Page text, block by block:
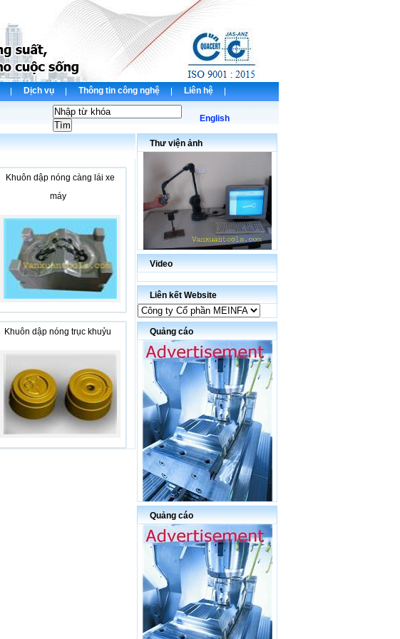
Dịch vụ Thông tin công nghệ Liên hệ
English
Khuôn dập nóng càng lái xe
máy
Khuôn dập nóng trục khuỷu
Thư viện ảnh
Video
Liên kết Website
Quảng cáo
Quảng cáo